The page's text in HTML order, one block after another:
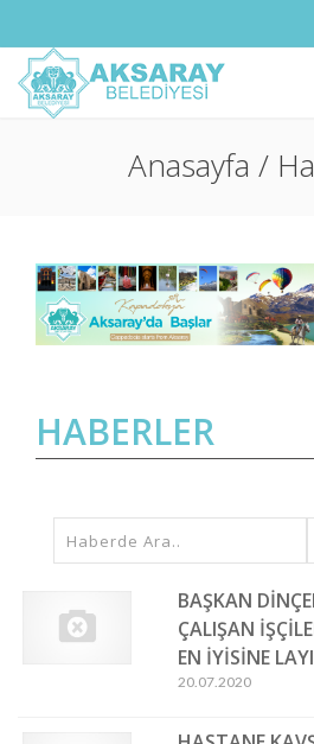
Anasayfa /
HABERLER
BAŞKAN
ÇALIŞAN
EN İYİSİNE
20.07.2020